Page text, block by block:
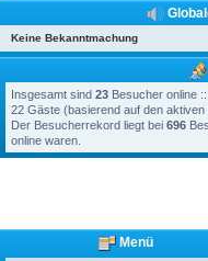
Keine Bekanntmachung
Insgesamt sind 23 Besucher online
22 Gäste (basierend auf den
Der Besucherrekord liegt bei 696
online waren.
Menü